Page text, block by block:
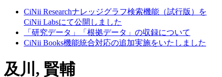
CiNii Researchナレッジグラフ検索機能（試行版）を
CiNii Labsにて公開しました
「研究データ」「根拠データ」の収録について
CiNii Books機能統合対応の追加実施をいたしました
及川, 賢輔